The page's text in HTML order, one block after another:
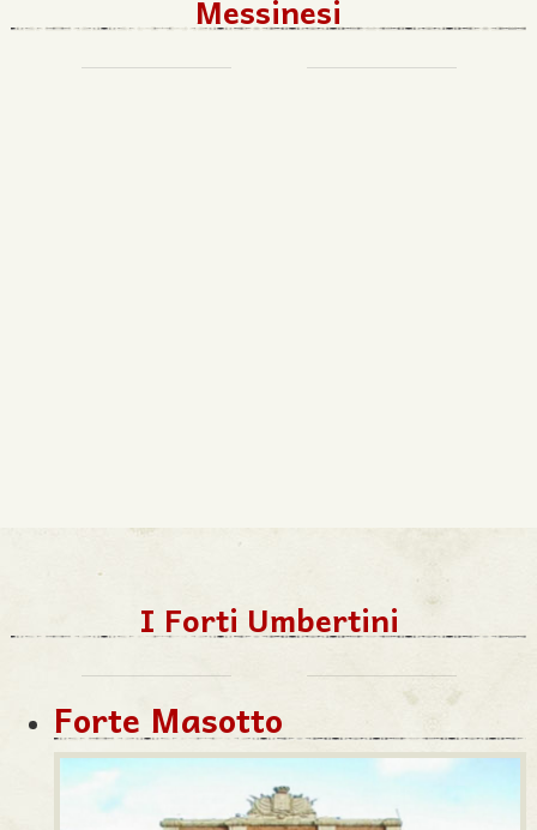
Messinesi
I Forti Umbertini
Forte Masotto